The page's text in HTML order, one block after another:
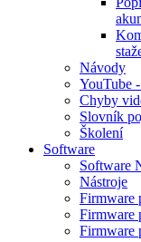
Návody
YouTube
Chyby
Slovník
Školení
Software
Software
Nástroje
Firmware
Firmware
Firmware